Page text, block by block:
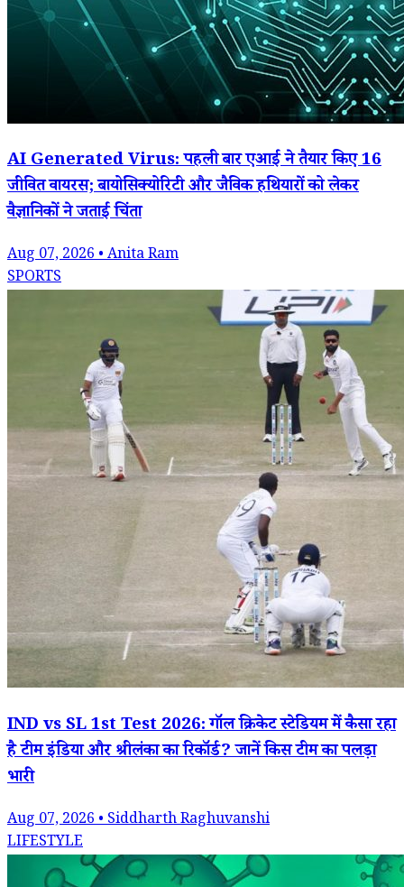
AI Generated Virus: पहली बार एआई ने तैयार किए 16
जीवित वायरस; बायोसिक्योरिटी और जैविक हथियारों को लेकर
वैज्ञानिकों ने जताई चिंता
Aug 07, 2026 • Anita Ram
SPORTS
IND vs SL 1st Test 2026: गॉल क्रिकेट स्टेडियम में कैसा रहा
है टीम इंडिया और श्रीलंका का रिकॉर्ड? जानें किस टीम का पलड़ा
भारी
Aug 07, 2026 • Siddharth Raghuvanshi
LIFESTYLE